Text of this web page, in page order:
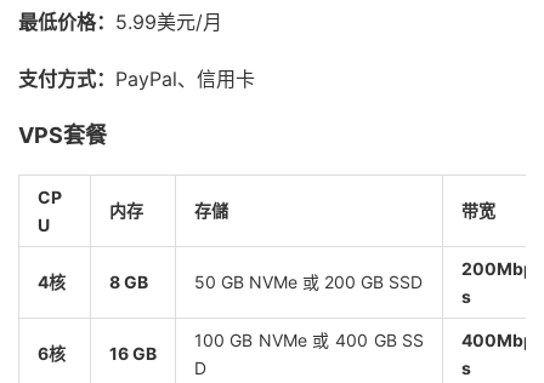
最低价格： 5.99美元/月
支付方式： PayPal、信用卡
VPS套餐
CP
U
内存 存儲 带宽
4核 8 GB 50 GB NVMe 或 200 GB SSD
200Mbp
s
6核 16 GB
100 GB NVMe 或 400 GB SS
D
400Mbp
s